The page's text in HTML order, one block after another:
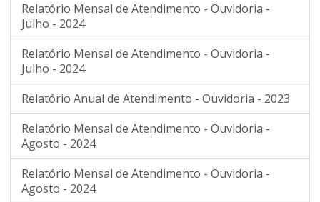
Relatório Mensal de Atendimento - Ouvidoria -
Julho - 2024
Relatório Mensal de Atendimento - Ouvidoria -
Julho - 2024
Relatório Anual de Atendimento - Ouvidoria - 2023
Relatório Mensal de Atendimento - Ouvidoria -
Agosto - 2024
Relatório Mensal de Atendimento - Ouvidoria -
Agosto - 2024